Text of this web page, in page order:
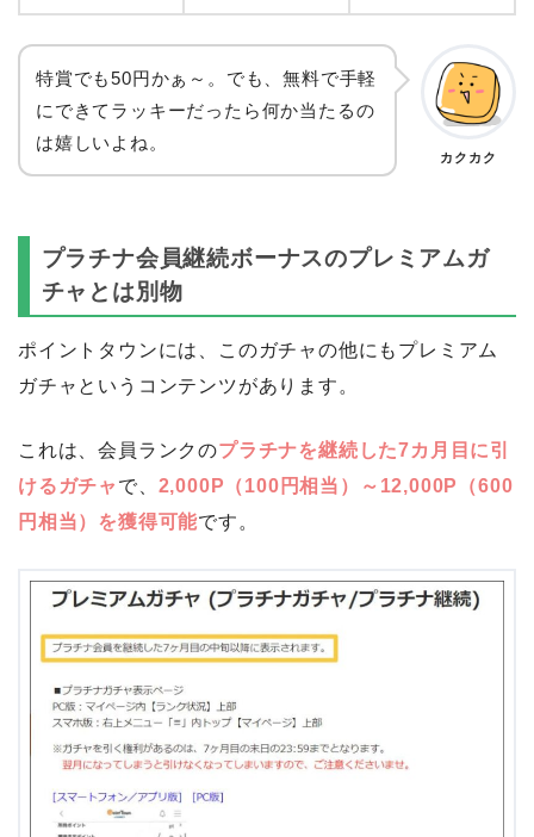
特賞でも50円かぁ～。でも、無料で手軽
にできてラッキーだったら何か当たるの
は嬉しいよね。
カクカク
プラチナ会員継続ボーナスのプレミアムガ
チャとは別物
ポイントタウンには、このガチャの他にもプレミアム
ガチャというコンテンツがあります。
これは、会員ランクのプラチナを継続した7カ月目に引
けるガチャ で、 2,000P（100円相当）～12,000P（600
円相当）を獲得可能です。